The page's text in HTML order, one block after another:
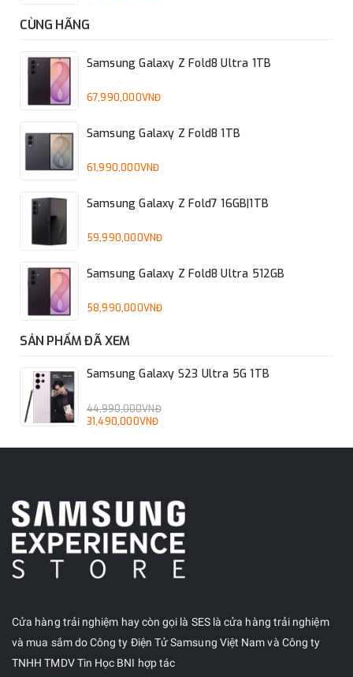
CÙNG HÃNG
Samsung Galaxy Z Fold8 Ultra 1TB
67,990,000VNĐ
Samsung Galaxy Z Fold8 1TB
61,990,000VNĐ
Samsung Galaxy Z Fold7 16GB|1TB
59,990,000VNĐ
Samsung Galaxy Z Fold8 Ultra 512GB
58,990,000VNĐ
SẢN PHẨM ĐÃ XEM
Samsung Galaxy S23 Ultra 5G 1TB
44,990,000VNĐ
31,490,000VNĐ
Cửa hàng trải nghiệm hay còn gọi là SES là cửa hàng trải nghiệm
và mua sắm do Công ty Điện Tử Samsung Việt Nam và Công ty
TNHH TMDV Tin Học BNI hợp tác